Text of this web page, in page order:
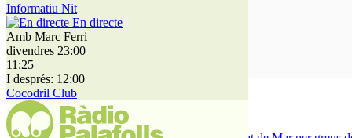
Informatiu Nit
En directe
Amb Marc Ferri
divendres 23:00
11:25
I després: 12:00
Cocodril Club
SUBSCRIURE’M
És tendència ara